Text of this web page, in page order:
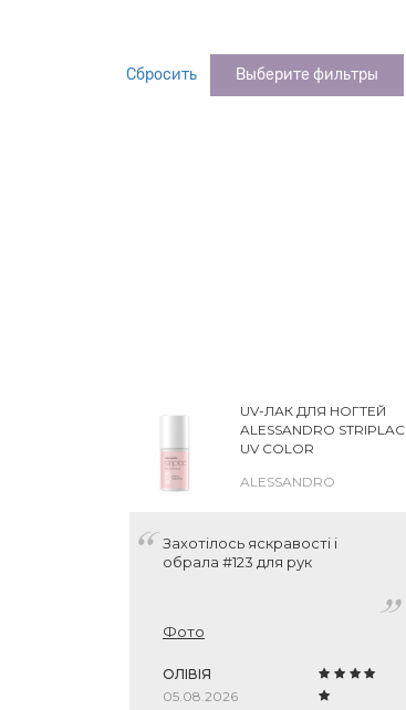
Сбросить Выберите фильтры
UV-ЛАК ДЛЯ НОГТЕЙ
ALESSANDRO STRIPLAC
UV COLOR
ALESSANDRO
Захотілось яскравості і
обрала #123 для рук
Фото
ОЛІВІЯ
05.08.2026